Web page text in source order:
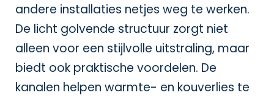
andere installaties netjes weg te werken.
De licht golvende structuur zorgt niet
alleen voor een stijlvolle uitstraling, maar
biedt ook praktische voordelen. De
kanalen helpen warmte- en kouverlies te